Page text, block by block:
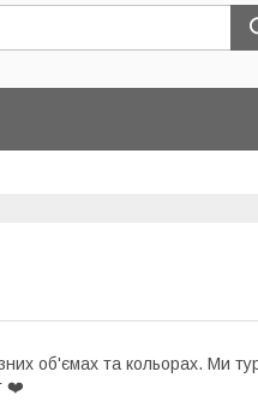
об'ємах та кольорах. Ми
❤️